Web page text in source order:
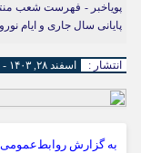
پویاخبر - فهرست شعب
پایانی سال جاری و ایام نوروز 1404 اعلام
انتشار : اسفند ۲۸, ۱۴۰۳ - 20:15
به گزارش روابط‌عمومی